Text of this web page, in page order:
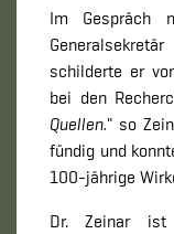
Im Gespräch
schilderte er
bei den
Quellen." so
fündig und
100-jährige
Dr. Zeinar